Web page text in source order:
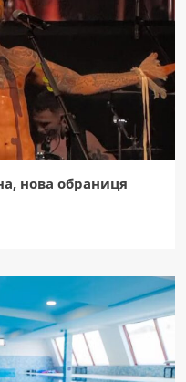
нова обраниця